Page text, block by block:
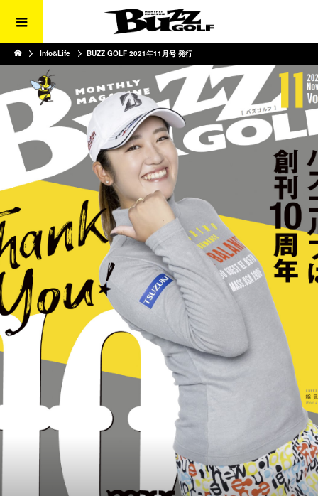
Info&Life BUZZ GOLF 2021年11月号 発行